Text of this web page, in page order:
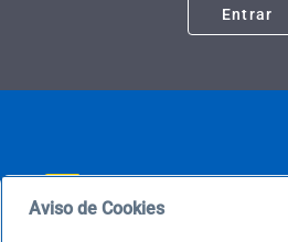
Entrar
Aviso de Cookies